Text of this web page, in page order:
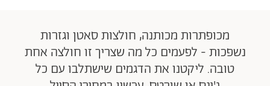
מכופתרות מכותנה, חולצות סאטן וגזרות
נשפכות - לפעמים כל מה שצריך זו חולצה אחת
טובה. ליקטנו את הדגמים שישתלבו עם כל